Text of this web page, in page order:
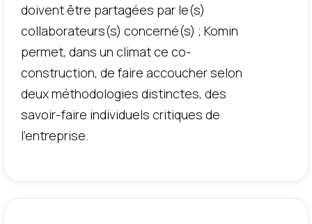
doivent être partagées par le(s)
collaborateurs(s) concerné(s) ; Komin
permet, dans un climat ce co-
construction, de faire accoucher selon
deux méthodologies distinctes, des
savoir-faire individuels critiques de
l'entreprise.